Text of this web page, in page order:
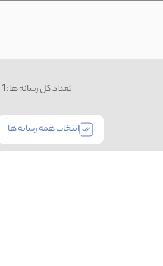
تعداد کل رسانه ها:1
انتخاب همه رسانه ها